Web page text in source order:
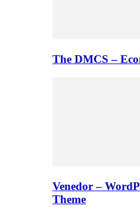
The DMCS –
Venedor –
Theme